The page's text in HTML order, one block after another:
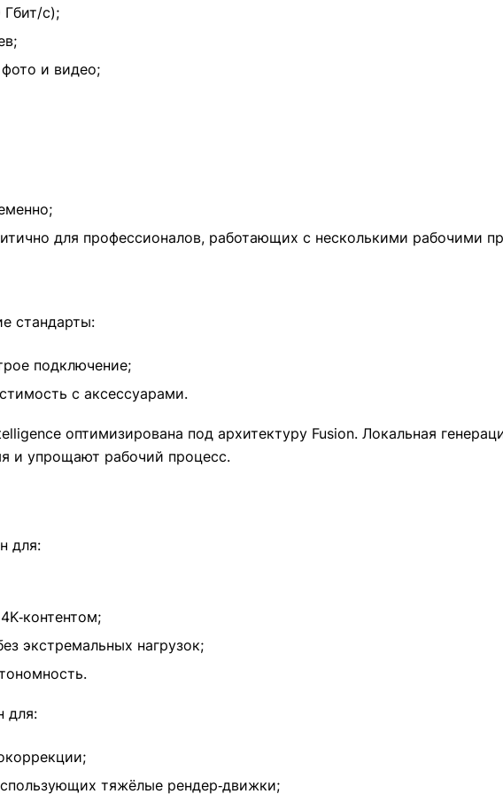
с);
и видео;
для профессионалов, работающих с несколькими рабочими
стандарты:
подключение;
с аксессуарами.
оптимизирована под архитектуру Fusion. Локальная
и упрощают рабочий процесс.
для:
экстремальных нагрузок;
для:
тяжёлые рендер‑движки;